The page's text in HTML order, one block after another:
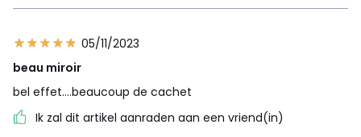
05/11/2023
beau miroir
bel effet....beaucoup de cachet
Ik zal dit artikel aanraden aan een vriend(in)